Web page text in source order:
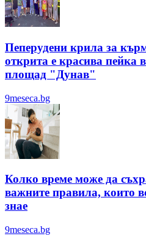
Пеперудени крила за
открита е красива пейка
площад "Дунав"
9meseca.bg
Колко време може да
важните правила, които
знае
9meseca.bg